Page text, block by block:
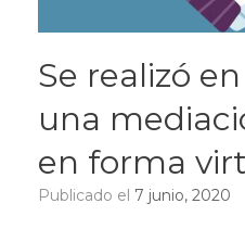
Se realizó
una
en forma
Publicado el 7 junio, 2020